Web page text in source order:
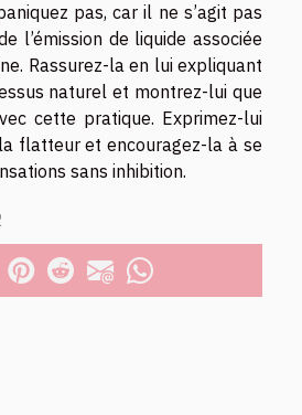
pas, car il ne s’agit pas
l’émission de liquide associée
Rassurez-la en lui expliquant
naturel et montrez-lui que
cette pratique. Exprimez-lui
flatteur et encouragez-la à se
sans inhibition.